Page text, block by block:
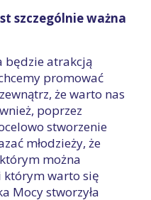
szczególnie ważna
będzie atrakcją
promować
że warto nas
poprzez
stworzenie
młodzieży, że
można
którym warto się
Mocy stworzyła